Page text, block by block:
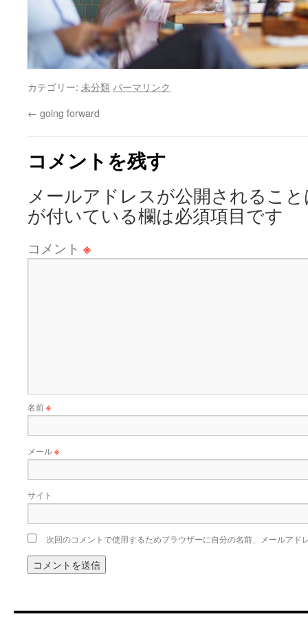
カテゴリー: 未分類 パーマリンク
← going forward
コメントを残す
メールアドレスが公開されるこ
が付いている欄は必須項目です
コメント ※
名前※
メール※
サイト
次回のコメントで使用するためブラウザーに自分の名前、メールアド